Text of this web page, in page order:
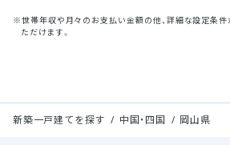
※世帯年収や月々のお支払い金額の他、詳細な設定条件
ただけます。
新築一戸建てを探す 中国・四国 岡山県